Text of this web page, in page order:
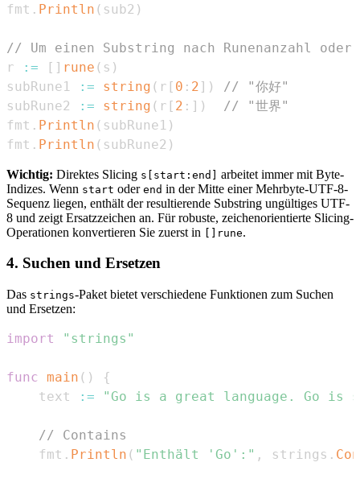
fmt . Println ( sub2 )
// Um einen Substring nach Runenanzahl
r
:= [ ] rune ( s )
subRune1
:= string ( r [ 0 : 2 ] )
// "你好"
subRune2
:= string ( r [ 2 : ] )
// "世界"
fmt . Println ( subRune1 )
fmt . Println ( subRune2 )
Wichtig: Direktes Slicing s[start:end]
arbeitet immer mit Byte-
Indizes. Wenn start oder end in der Mitte einer Mehrbyte-UTF-8-
Sequenz liegen, enthält der resultierende Substring ungültiges UTF-
8 und zeigt Ersatzzeichen an. Für robuste, zeichenorientierte Slicing-
Operationen konvertieren Sie zuerst in
[]rune.
4. Suchen und Ersetzen
Das strings-Paket bietet verschiedene Funktionen zum Suchen
und Ersetzen:
import "strings"
func main ( )
{
	text
:= "Go is a great language. Go is
// Contains
	fmt
. Println ( "Enthält 'Go':" , strings .